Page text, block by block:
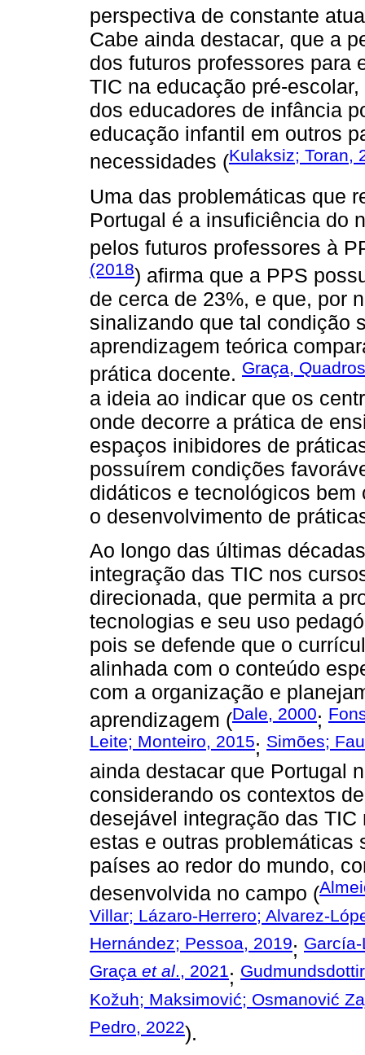
perspectiva de constante
Cabe ainda destacar, que a
dos futuros professores para
TIC na educação pré-
dos educadores de infância
educação infantil em outros
necessidades (Kulaksiz; Toran,
Uma das problemáticas que
Portugal é a insuficiência do
pelos futuros professores à
(2018) afirma que a PPS
de cerca de 23%, e que, por
sinalizando que tal condição
aprendizagem teórica
prática docente. Graça,
a ideia ao indicar que os
onde decorre a prática de
espaços inibidores de
possuírem condições
didáticos e tecnológicos
o desenvolvimento de
Ao longo das últimas
integração das TIC nos
direcionada, que permita a
tecnologias e seu uso
pois se defende que o
alinhada com o conteúdo
com a organização e
aprendizagem (Dale, 2000;
Leite; Monteiro, 2015; Simões;
ainda destacar que Portugal
considerando os contextos
desejável integração das
estas e outras problemáticas
países ao redor do mundo,
desenvolvida no campo (
Villar; Lázaro-Herrero; Alvarez-
Hernández; Pessoa, 2019;
Graça et al., 2021;
Kožuh; Maksimović; Osmanović
Pedro, 2022).